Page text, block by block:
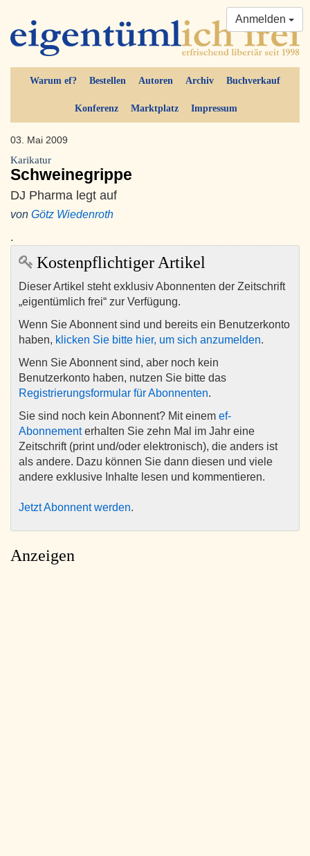
Warum ef? Bestellen Autoren Archiv Buchverkauf
Konferenz Marktplatz Impressum
Anmelden
03. Mai 2009
Karikatur
Schweinegrippe
DJ Pharma legt auf
von Götz Wiedenroth
.
Kostenpflichtiger Artikel
Dieser Artikel steht exklusiv Abonnenten der Zeitschrift
„eigentümlich frei“ zur Verfügung.
Wenn Sie Abonnent sind und bereits ein Benutzerkonto
haben, klicken Sie bitte hier, um sich anzumelden.
Wenn Sie Abonnent sind, aber noch kein
Benutzerkonto haben, nutzen Sie bitte das
Registrierungsformular für Abonnenten.
Sie sind noch kein Abonnent? Mit einem ef-
Abonnementerhalten Sie zehn Mal im Jahr eine
Zeitschrift (print und/oder elektronisch), die anders ist
als andere. Dazu können Sie dann diesen und viele
andere exklusive Inhalte lesen und kommentieren.
Jetzt Abonnent werden.
Anzeigen